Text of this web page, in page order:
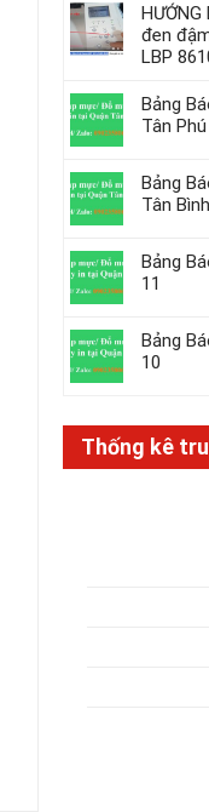
đen
LBP
Bảng
Tân Phú
Bảng
Tân Bình
Bảng
11
Bảng
10
Thống kê